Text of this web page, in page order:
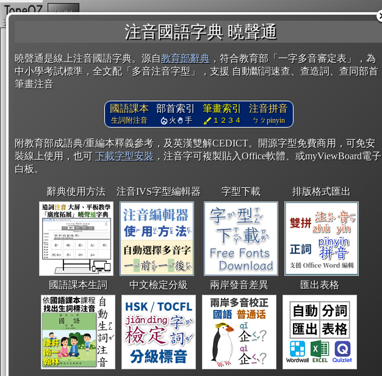
注音國語字典 曉聲通
曉聲通是線上注音國語字典。源自教育部辭典 ，符合教育部「一字多音審定表」，為
中小學考試標準，全文配「多音注音字型」，支援 自動斷詞速查、查造詞、查同部首
筆畫注音
國語課本
生詞附注音
部首索引
火 手
筆畫索引
１２３４
注音拼音
ㄅㄆpinyin
附教育部成語典/重編本釋義參考，及英漢雙解CEDICT。開源字型免費商用，可免安
裝線上使用，也可 下載字型安裝 ，注音字可複製貼入Office軟體、或myViewBoard電子
白板。
辭典使用方法 注音IVS字型編輯器 字型下載 排版格式匯出
國語課本生詞 中文檢定分級 兩岸發音差異 匯出表格
複製